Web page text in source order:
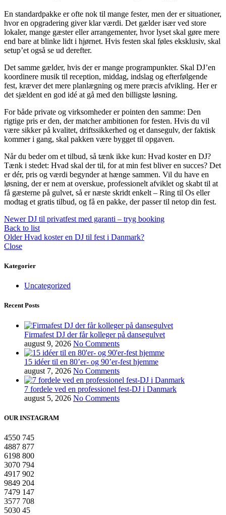
En standardpakke er ofte nok til mange fester, men der er situationer,
hvor en opgradering giver klar værdi. Det gælder især ved store
lokaler, mange gæster eller arrangementer, hvor lyset skal gøre mere
end bare at blinke lidt i hjørnet. Hvis festen skal føles eksklusiv, skal
setup’et også se ud derefter.
Det samme gælder, hvis der er mange programpunkter. Skal DJ’en
koordinere musik til reception, middag, indslag og efterfølgende
fest, kræver det mere planlægning og mere præcis afvikling. Her er
det sjældent en god idé at gå med den billigste løsning.
For både private og virksomheder er pointen den samme: Den
rigtige pris er den, der matcher ambitionen for festen. Hvis du vil
være sikker på kvalitet, driftssikkerhed og et dansegulv, der faktisk
kommer i gang, skal pakken være bygget til opgaven.
Når du beder om et tilbud, så tænk ikke kun: Hvad koster en DJ?
Tænk i stedet: Hvad skal der til, for at min fest bliver en succes? Det
er dér, pris og værdi begynder at hænge sammen. Vil du have en
løsning, der er nem at overskue, professionelt afviklet og skabt til at
få gæsterne på gulvet, så er næste skridt enkelt – Ring til Os eller
modtag et gratis tilbud, og få en pakke, der passer til netop din fest.
Newer DJ til privatfest med garanti – tryg booking
Back to list
Older Hvad koster en DJ til fest i Danmark?
Close
Kategorier
Uncategorized
Recent Posts
Firmafest DJ der får kolleger på dansegulvet
august 9, 2026 No Comments
15 idéer til en 80’er- og 90’er-fest hjemme
august 7, 2026 No Comments
7 fordele ved en professionel fest-DJ i Danmark
august 5, 2026 No Comments
OUR INSTAGRAM
4550 745
4887 877
6198 800
3070 794
4917 902
9849 204
7479 147
3577 708
5030 45